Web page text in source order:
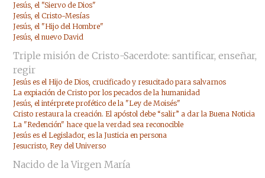
Jesús, el "Siervo de Dios"
Jesús, el Cristo-Mesías
Jesús, el "Hijo del Hombre"
Jesús, el nuevo David
Triple misión de Cristo-Sacerdote: santificar, enseñar,
regir
Jesús es el Hijo de Dios, crucificado y resucitado para salvarnos
La expiación de Cristo por los pecados de la humanidad
Jesús, el intérprete profético de la "Ley de Moisés"
Cristo restaura la creación. El apóstol debe “salir” a dar la Buena Noticia
La "Redención" hace que la verdad sea reconocible
Jesús es el Legislador, es la Justicia en persona
Jesucristo, Rey del Universo
Nacido de la Virgen María